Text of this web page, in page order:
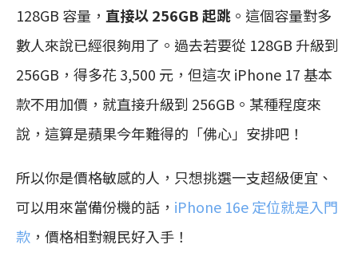
128GB 容量， 直接以 256GB 起跳 。這個容量對多
數人來說已經很夠用了。過去若要從 128GB 升級到
256GB，得多花 3,500 元，但這次 iPhone 17 基本
款不用加價，就直接升級到 256GB。某種程度來
說，這算是蘋果今年難得的「佛心」安排吧！
所以你是價格敏感的人，只想挑選一支超級便宜、
可以用來當備份機的話， iPhone 16e 定位就是入門
款 ，價格相對親民好入手！